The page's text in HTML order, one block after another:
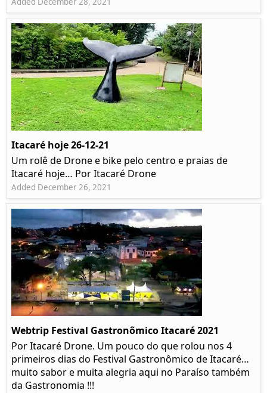
Itacaré hoje 26-12-21
Um rolê de Drone e bike pelo centro e praias de
Itacaré hoje… Por Itacaré Drone
Added December 26, 2021
Webtrip Festival Gastronômico Itacaré 2021
Por Itacaré Drone. Um pouco do que rolou nos 4
primeiros dias do Festival Gastronômico de Itacaré…
muito sabor e muita alegria aqui no Paraíso também
da Gastronomia !!!